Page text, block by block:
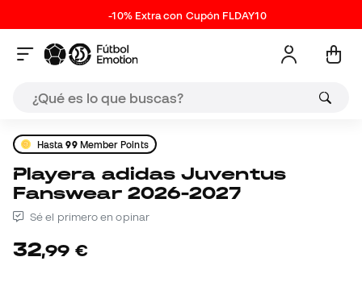
-10% Extra con Cupón FLDAY10
Hasta99Member Points
Playera adidas Juventus
Fanswear 2026-2027
Sé el primero en opinar
32,99 €